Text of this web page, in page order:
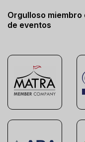
Orgulloso
de eventos